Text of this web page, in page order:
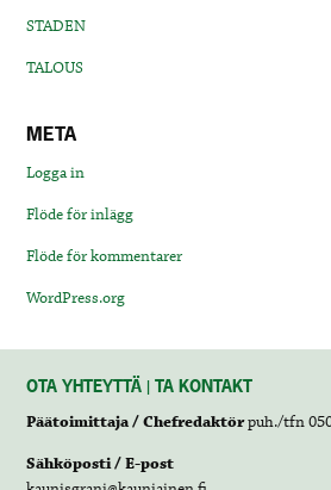
STADEN
TALOUS
META
Logga in
Flöde för inlägg
Flöde för kommentarer
WordPress.org
OTA YHTEYTTÄ | TA KONTAKT
Päätoimittaja / Chefredaktörpuh./tfn
Sähköposti / E-post